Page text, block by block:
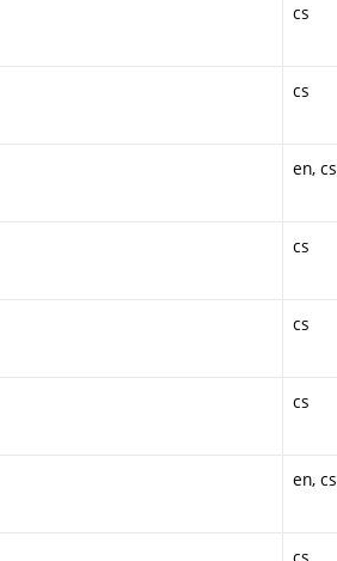
cs
cs
en, cs
cs
cs
cs
en, cs